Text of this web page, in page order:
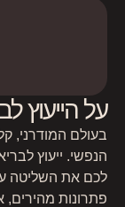
על הייעוץ
בעולם המודרני,
הנפשי. ייעוץ
לכם את השליטה
פתרונות מהירים,